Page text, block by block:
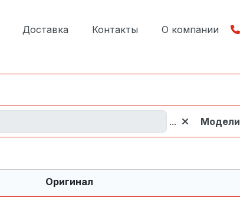
Доставка Контакты О компании
... Модели
Оригинал